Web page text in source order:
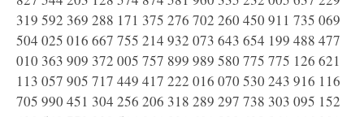
319 592 369 288 171 375 276 702 260 450 911 735 069
504 025 016 667 755 214 932 073 643 654 199 488 477
010 363 909 372 005 757 899 989 580 775 775 126 621
113 057 905 717 449 417 222 016 070 530 243 916 116
705 990 451 304 256 206 318 289 297 738 303 095 152